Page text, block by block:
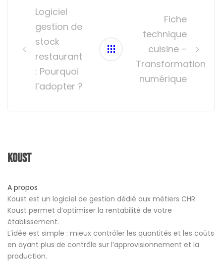
navigationLogiciel
gestion de
stock
restaurant
: Pourquoi
l’adopter ?
Fiche
technique
cuisine –
Transformation
numérique
Koust
A propos
Koust est un logiciel de gestion dédié aux métiers CHR.
Koust permet d’optimiser la rentabilité de votre
établissement.
L’idée est simple : mieux contrôler les quantités et les coûts
en ayant plus de contrôle sur l’approvisionnement et la
production.